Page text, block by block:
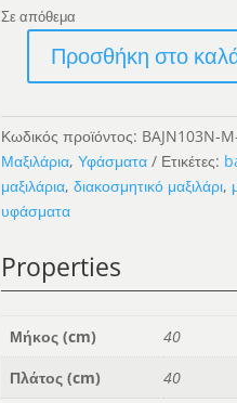
Σε απόθεμα
Χειροποίητο
Από
Raffia
-
Φυσικό
40x40
Προσθήκη στο
Κωδικός προϊόντος: BAJN103N-
Μαξιλάρια, Υφάσματα Ετικέτες:
μαξιλάρια, διακοσμητικό μαξιλάρι,
υφάσματα
Properties
Μήκος (cm)
40
Πλάτος (cm)
40